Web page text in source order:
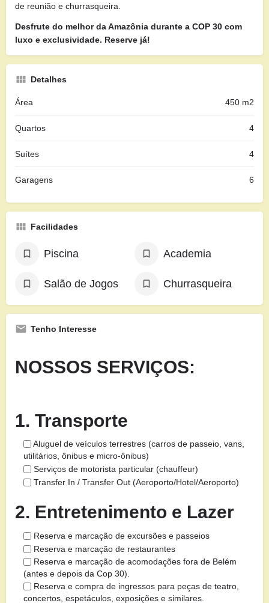
de reunião e churrasqueira.
Desfrute do melhor da Amazônia durante a COP 30 com
luxo e exclusividade. Reserve já!
Detalhes
Área 450 m2
Quartos 4
Suítes 4
Garagens 6
Facilidades
Piscina Academia
Salão de Jogos Churrasqueira
Tenho Interesse
NOSSOS SERVIÇOS:
1. Transporte
Aluguel de veículos terrestres (carros de passeio, vans,
utilitários, ônibus e micro-ônibus)
Serviços de motorista particular (chauffeur)
Transfer In / Transfer Out (Aeroporto/Hotel/Aeroporto)
2. Entretenimento e Lazer
Reserva e marcação de excursões e passeios
Reserva e marcação de restaurantes
Reserva e marcação de acomodações fora de Belém
(antes e depois da Cop 30).
Reserva e compra de ingressos para peças de teatro,
concertos, espetáculos, exposições e similares.